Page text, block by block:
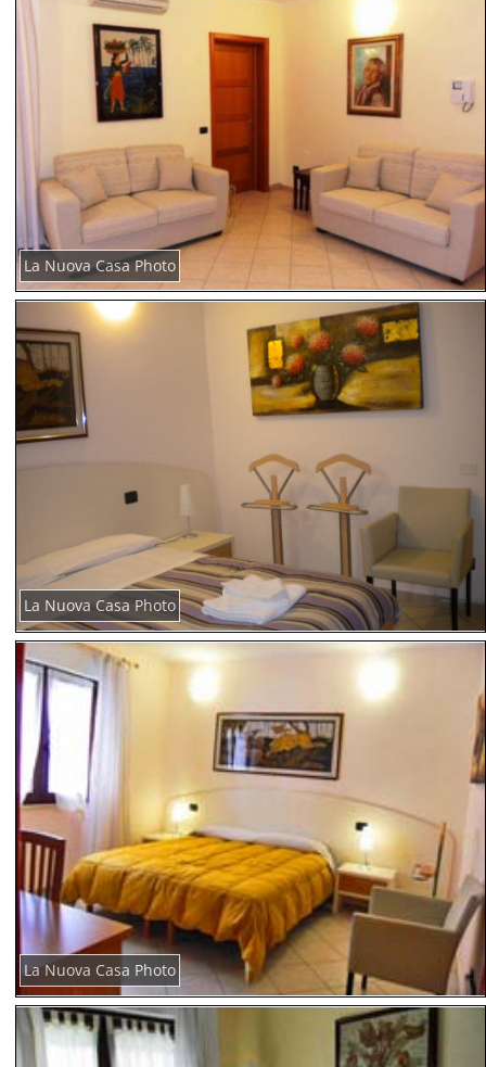
La Nuova Casa Photo
La Nuova Casa Photo
La Nuova Casa Photo